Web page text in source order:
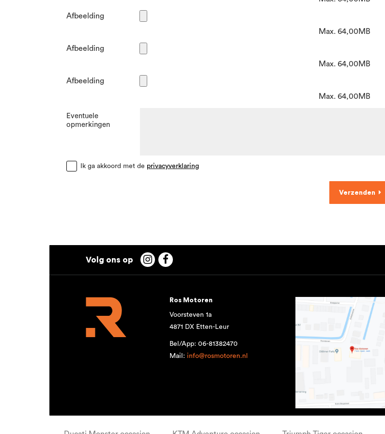
Afbeelding
Max. 64,00MB
Afbeelding
Max. 64,00MB
Afbeelding
Max. 64,00MB
Eventuele
opmerkingen
Ik ga akkoord met de privacyverklaring
Verzenden
 
Ros Motoren
Voorsteven 1a
4871 DX Etten-Leur
Bel/App: 06-81382470
Mail: info@rosmotoren.nl